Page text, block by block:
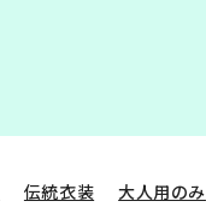
伝統衣装 大人用のみ